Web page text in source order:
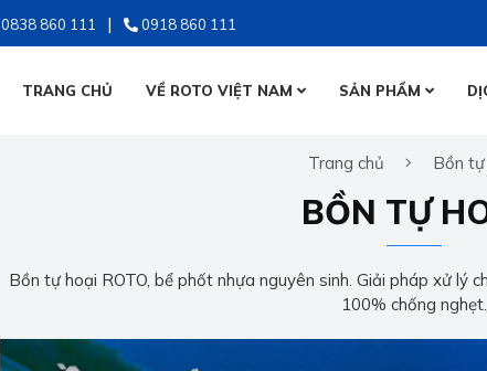
0838 860 111 0918 860 111
TRANG CHỦ VỀ ROTO VIỆT NAM SẢN PHẨM
Trang chủ Bồn
BỒN TỰ
Bồn tự hoại ROTO, bể phốt nhựa nguyên sinh. Giải pháp xử lý
100% chống nghẹt.